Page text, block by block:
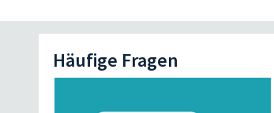
Häufige Fragen